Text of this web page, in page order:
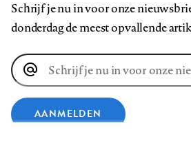
Schrijf je nu in voor onze
donderdag de meest opvallende
E-
mailadres
AANMELDEN